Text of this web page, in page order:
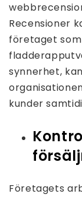
Recensioner
företaget
synnerhet,
kunder
Företagets